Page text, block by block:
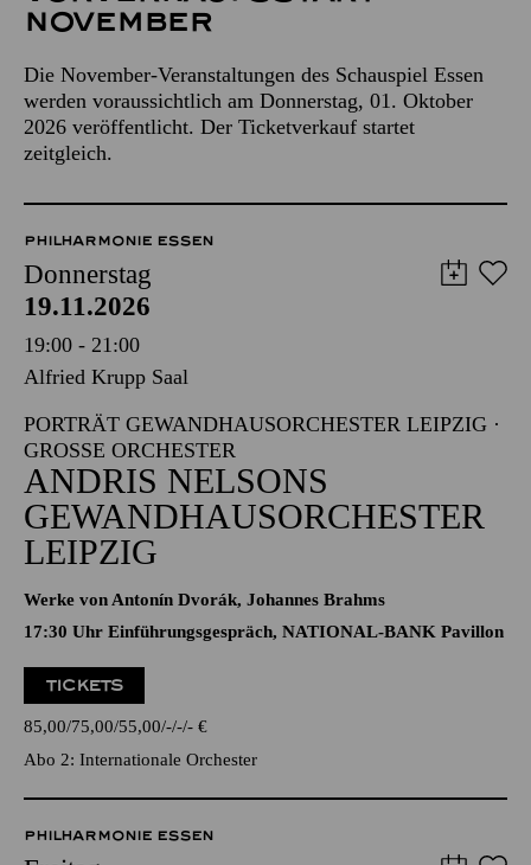
November
Die November-Veranstaltungen des Schauspiel Essen
werden voraussichtlich am Donnerstag, 01. Oktober
2026 veröffentlicht. Der Ticketverkauf startet
zeitgleich.
PHILHARMONIE ESSEN
Donnerstag
19.11.2026
19:00 - 21:00
Alfried Krupp Saal
PORTRÄT GEWANDHAUSORCHESTER LEIPZIG ·
GROSSE ORCHESTER
ANDRIS NELSONS
GEWAND­HAUS­ORCHESTER
LEIPZIG
Werke von Antonín Dvorák, Johannes Brahms
17:30 Uhr Einführungsgespräch, NATIONAL-BANK Pavillon
TICKETS
85,00 75,00 55,00 - - - €
Abo 2: Internationale Orchester
PHILHARMONIE ESSEN